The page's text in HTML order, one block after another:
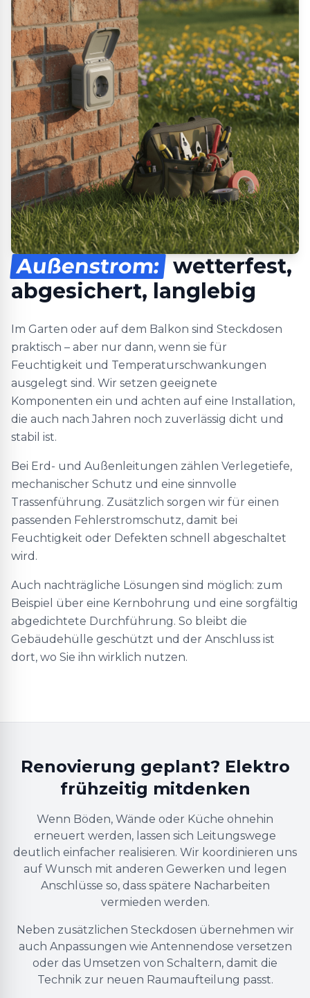
Außenstrom: wetterfest,
abgesichert, langlebig
Im Garten oder auf dem Balkon sind Steckdosen
praktisch – aber nur dann, wenn sie für
Feuchtigkeit und Temperaturschwankungen
ausgelegt sind. Wir setzen geeignete
Komponenten ein und achten auf eine Installation,
die auch nach Jahren noch zuverlässig dicht und
stabil ist.
Bei Erd- und Außenleitungen zählen Verlegetiefe,
mechanischer Schutz und eine sinnvolle
Trassenführung. Zusätzlich sorgen wir für einen
passenden Fehlerstromschutz, damit bei
Feuchtigkeit oder Defekten schnell abgeschaltet
wird.
Auch nachträgliche Lösungen sind möglich: zum
Beispiel über eine Kernbohrung und eine sorgfältig
abgedichtete Durchführung. So bleibt die
Gebäudehülle geschützt und der Anschluss ist
dort, wo Sie ihn wirklich nutzen.
Renovierung geplant? Elektro
frühzeitig mitdenken
Wenn Böden, Wände oder Küche ohnehin
erneuert werden, lassen sich Leitungswege
deutlich einfacher realisieren. Wir koordinieren uns
auf Wunsch mit anderen Gewerken und legen
Anschlüsse so, dass spätere Nacharbeiten
vermieden werden.
Neben zusätzlichen Steckdosen übernehmen wir
auch Anpassungen wie Antennendose versetzen
oder das Umsetzen von Schaltern, damit die
Technik zur neuen Raumaufteilung passt.